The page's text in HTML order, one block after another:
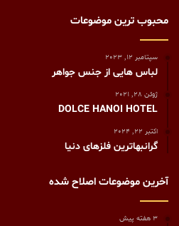
محبوب ترین موضوعات
سپتامبر 12, 2023
لباس هایی از جنس جواهر
ژوئن 28, 2021
DOLCE HANOI HOTEL
اکتبر 22, 2024
گرانبهاترین فلزهای دنیا
آخرین موضوعات اصلاح شده
3 هفته پیش